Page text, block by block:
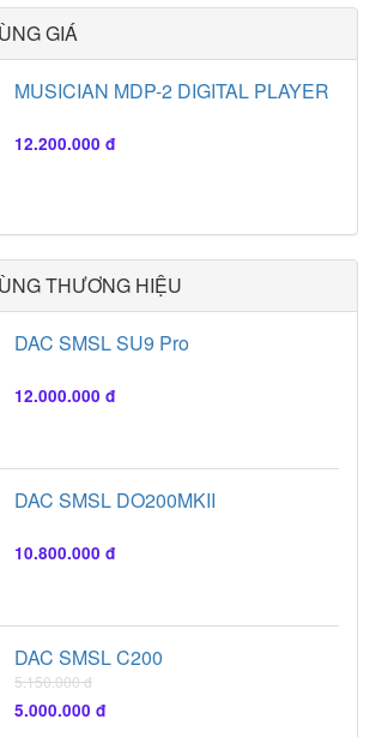
GIÁ
MUSICIAN MDP-2 DIGITAL PLAYER
12.200.000 đ
THƯƠNG HIỆU
DAC SMSL SU9 Pro
12.000.000 đ
DAC SMSL DO200MKII
10.800.000 đ
DAC SMSL C200
5.150.000 đ
5.000.000 đ